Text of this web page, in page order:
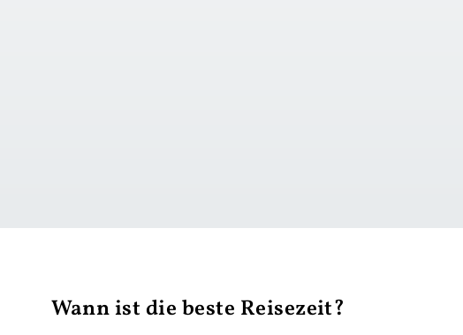
Wann ist die beste Reisezeit?